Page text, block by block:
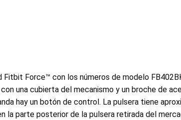
Force™ con los números de modelo
una cubierta del mecanismo y un broche de
hay un botón de control. La pulsera tiene
la parte posterior de la pulsera retirada del